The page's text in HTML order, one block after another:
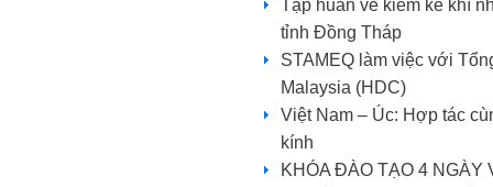
Tập huấn về kiểm kê khí
tỉnh Đồng Tháp
STAMEQ làm việc với
Malaysia (HDC)
Việt Nam – Úc: Hợp tác
kính
KHÓA ĐÀO TẠO 4